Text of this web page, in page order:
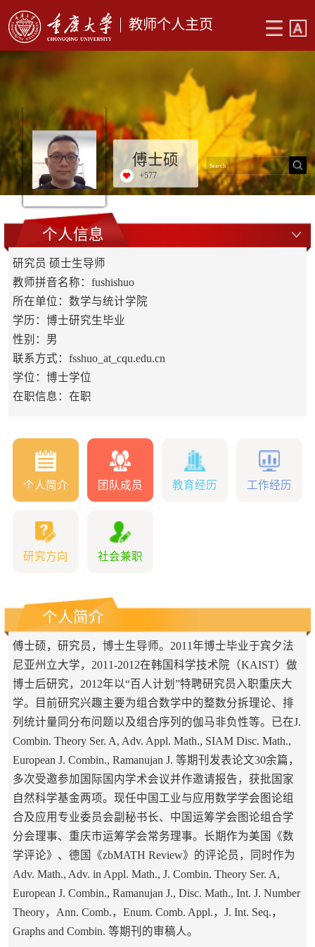
教师个人主页
傅士硕
+577
个人信息
研究员 硕士生导师
教师拼音名称：fushishuo
所在单位：数学与统计学院
学历：博士研究生毕业
性别：男
联系方式：fsshuo_at_cqu.edu.cn
学位：博士学位
在职信息：在职
个人简介 团队成员 教育经历 工作经历
研究方向 社会兼职
个人简介
傅士硕，研究员，博士生导师。2011年博士毕业于宾夕法
尼亚州立大学，2011-2012在韩国科学技术院（KAIST）做
博士后研究，2012年以“百人计划”特聘研究员入职重庆大
学。目前研究兴趣主要为组合数学中的整数分拆理论、排
列统计量同分布问题以及组合序列的伽马非负性等。已在J.
Combin. Theory Ser. A, Adv. Appl. Math., SIAM Disc. Math.,
European J. Combin., Ramanujan J. 等期刊发表论文30余篇，
多次受邀参加国际国内学术会议并作邀请报告，获批国家
自然科学基金两项。现任中国工业与应用数学学会图论组
合及应用专业委员会副秘书长、中国运筹学会图论组合学
分会理事、重庆市运筹学会常务理事。长期作为美国《数
学评论》、德国《zbMATH Review》的评论员，同时作为
Adv. Math., Adv. in Appl. Math., J. Combin. Theory Ser. A,
European J. Combin., Ramanujan J., Disc. Math., Int. J. Number
Theory，Ann. Comb.，Enum. Comb. Appl.，J. Int. Seq.，
Graphs and Combin. 等期刊的审稿人。